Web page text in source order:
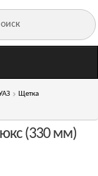
Щетка
(330 мм)